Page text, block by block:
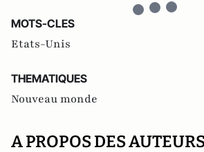
MOTS-CLES
Etats-Unis
THEMATIQUES
Nouveau monde
A PROPOS DES